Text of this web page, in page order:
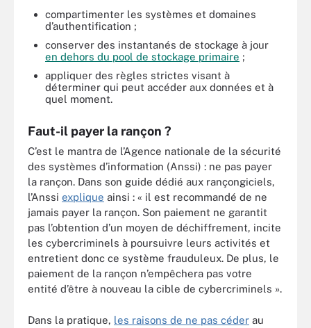
compartimenter les systèmes et domaines
d’authentification ;
conserver des instantanés de stockage à jour
en dehors du pool de stockage primaire ;
appliquer des règles strictes visant à
déterminer qui peut accéder aux données et à
quel moment.
Faut-il payer la rançon ?
C’est le mantra de l’Agence nationale de la sécurité
des systèmes d’information (Anssi) : ne pas payer
la rançon. Dans son guide dédié aux rançongiciels,
l’Anssi explique ainsi : « il est recommandé de ne
jamais payer la rançon. Son paiement ne garantit
pas l’obtention d’un moyen de déchiffrement, incite
les cybercriminels à poursuivre leurs activités et
entretient donc ce système frauduleux. De plus, le
paiement de la rançon n’empêchera pas votre
entité d’être à nouveau la cible de cybercriminels ».
Dans la pratique, les raisons de ne pas céder au